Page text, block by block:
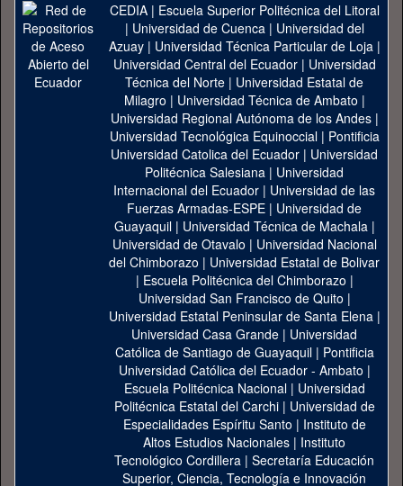
CEDIA| Escuela Superior Politécnica del Litoral
| Universidad de Cuenca| Universidad del
Azuay| Universidad Técnica Particular de Loja|
Universidad Central del Ecuador| Universidad
Técnica del Norte | Universidad Estatal de
Milagro | Universidad Técnica de Ambato |
Universidad Regional Autónoma de los Andes|
Universidad Tecnológica Equinoccial| Pontificia
Universidad Catolica del Ecuador | Universidad
Politécnica Salesiana | Universidad
Internacional del Ecuador | Universidad de las
Fuerzas Armadas-ESPE | Universidad de
Guayaquil| Universidad Técnica de Machala|
Universidad de Otavalo | Universidad Nacional
del Chimborazo | Universidad Estatal de Bolivar
| Escuela Politécnica del Chimborazo |
Universidad San Francisco de Quito |
Universidad Estatal Peninsular de Santa Elena|
Universidad Casa Grande | Universidad
Católica de Santiago de Guayaquil| Pontificia
Universidad Católica del Ecuador - Ambato |
Escuela Politécnica Nacional| Universidad
Politécnica Estatal del Carchi| Universidad de
Especialidades Espíritu Santo | Instituto de
Altos Estudios Nacionales | Instituto
Tecnológico Cordillera | Secretaría Educación
Superior, Ciencia, Tecnología e Innovación